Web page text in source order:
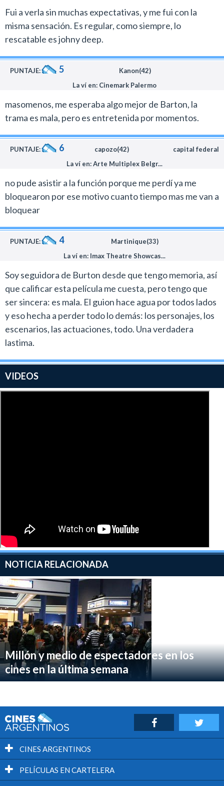
Fui a verla sin muchas expectativas, y me fui con la
misma sensación. Es regular, como siempre, lo
rescatable es johny deep.
PUNTAJE: 5
Kanon(42)
La ví en: Cinemark Palermo
masomenos, me esperaba algo mejor de Barton, la
trama es mala, pero es entretenida por momentos.
PUNTAJE: 6 capozo(42)
capital federal
La ví en: Arte Multiplex Belgr...
no pude asistir a la función porque me perdí ya me
bloquearon por ese motivo cuanto tiempo mas me van a
bloquear
PUNTAJE: 4
Martinique(33)
La ví en: Imax Theatre Showcas...
Soy seguidora de Burton desde que tengo memoria, así
que calificar esta película me cuesta, pero tengo que
ser sincera: es mala. El guion hace agua por todos lados
y eso hecha a perder todo lo demás: los personajes, los
escenarios, las actuaciones, todo. Una verdadera
lastima.
VIDEOS
NOTICIA RELACIONADA
Millón y medio de espectadores en los
cines en la última semana
CINES ARGENTINOS
PELÍCULAS EN CARTELERA